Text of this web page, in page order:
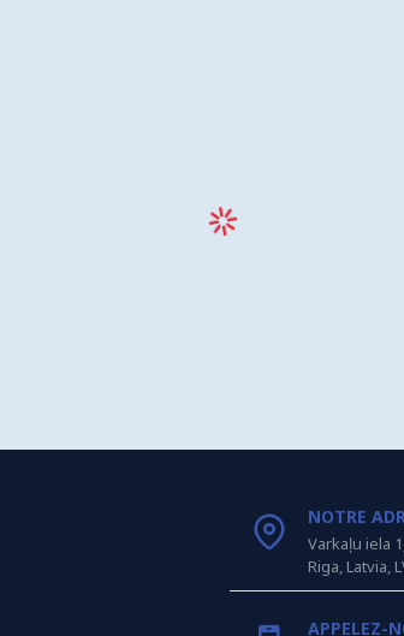
NOTRE
Varkaļu iela
Riga, Latvia,
APPELEZ-